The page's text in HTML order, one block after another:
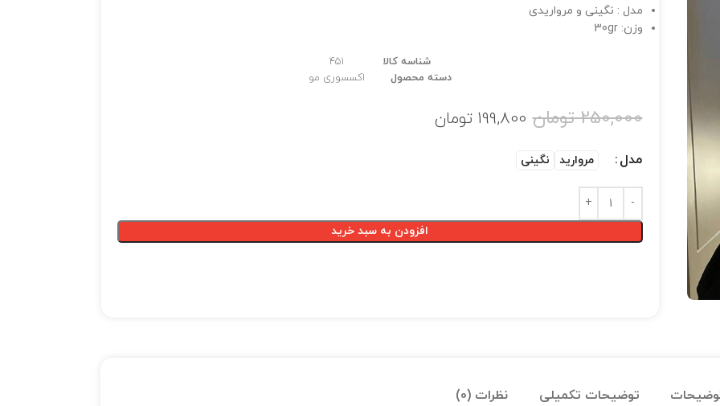
مدل : نگینی و مرواریدی
وزن: 30gr
شناسه کالا
451
دسته محصول
اکسسوری مو
250,000 تومان 199,800 تومان
مدل مروارید نگینی
افزودن به سبد خرید
توضیحات تکمیلی نظرات (0)